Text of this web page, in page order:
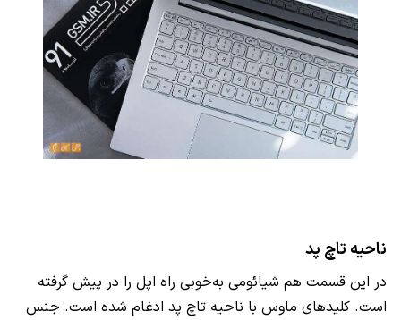
ناحیه تاچ پد
در این قسمت هم شیائومی به‌خوبی راه اپل را در پیش گرفته
است. کلیدهای ماوس با ناحیه تاچ پد ادغام شده است. جنس